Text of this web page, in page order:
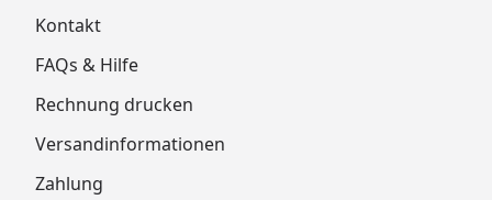
Kontakt
FAQs & Hilfe
Rechnung drucken
Versandinformationen
Zahlung